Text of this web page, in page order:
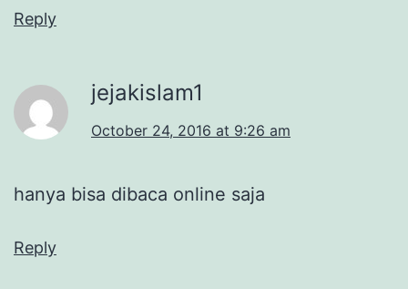
Reply
jejakislam1
October 24, 2016 at 9:26 am
hanya bisa dibaca online saja
Reply